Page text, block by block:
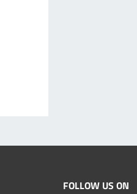
FOLLOW US ON